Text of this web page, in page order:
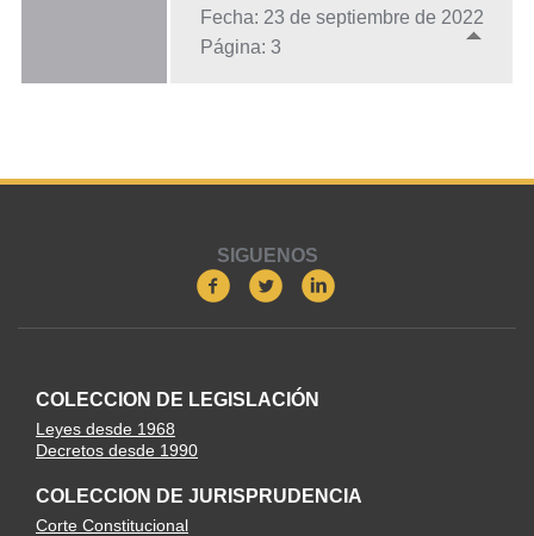
Fecha: 23 de septiembre de 2022
Página: 3
SIGUENOS
COLECCION DE LEGISLACIÓN
Leyes desde 1968
Decretos desde 1990
COLECCION DE JURISPRUDENCIA
Corte Constitucional